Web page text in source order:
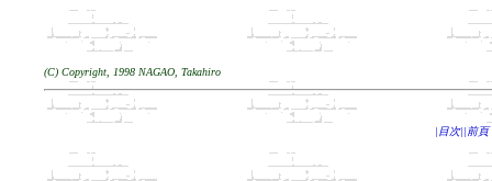
(C) Copyright, 1998 NAGAO, Takahiro
|目次||前頁